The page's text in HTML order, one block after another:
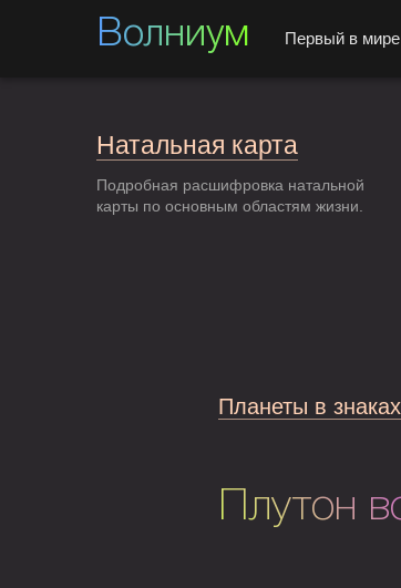
Волниум Первый в
Натальная карта
Подробная расшифровка натальной
карты по основным областям жизни.
Планеты в
Плутон